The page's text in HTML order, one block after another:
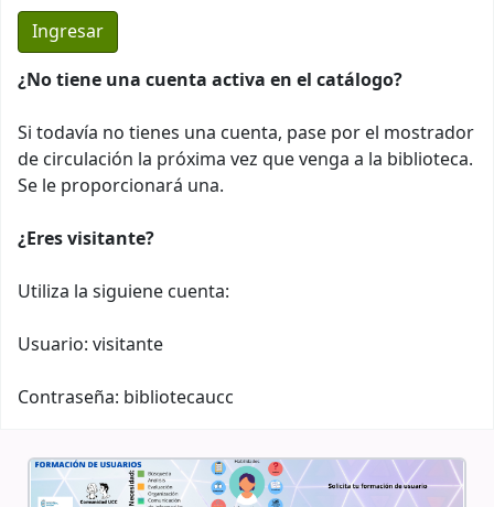
¿No tiene una cuenta activa en el catálogo?
Si todavía no tienes una cuenta, pase por el mostrador
de circulación la próxima vez que venga a la biblioteca.
Se le proporcionará una.
¿Eres visitante?
Utiliza la siguiene cuenta:
Usuario: visitante
Contraseña: bibliotecaucc